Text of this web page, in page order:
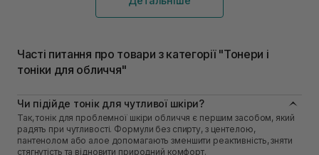
Тонер чи тонік давно закріпилися у щоденному догляді. Але
їхня роль різниться. Тонік для лиця — це легкий водний
універсальний і підходить більшості типів шкіри.
Тонер для обличчя — більш функціональний продукт. У
ньому закладено чітку дію: зволоження, робота з
текстурою, відлущення, відновлення, посилення бар'єру.
Часті питання про товари з категорії "Тонери і
тоніки для обличчя"
Чи підійде тонік для чутливої шкіри?
Так, тонік для проблемної шкіри обличчя є першим засобом, який
радять при чутливості. Формули без спирту, з центелою,
пантенолом або алое допомагають зменшити реактивність, зняти
стягнутість та відновити природний комфорт.